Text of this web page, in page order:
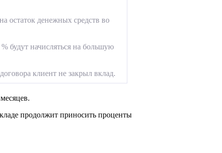
остаток денежных средств во
будут начисляться на большую
клиент не закрыл вклад.
продолжит приносить проценты